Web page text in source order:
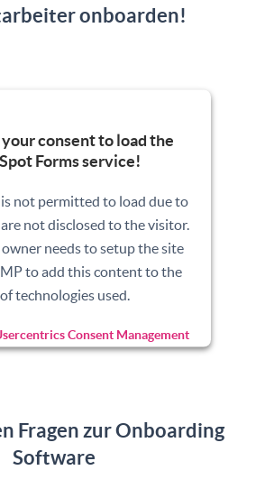
onboarden!
consent to load the
Forms service!
not permitted to load due to
not disclosed to the visitor.
needs to setup the site
to add this content to the
technologies used.
Consent Management
Platform
Fragen zur Onboarding
Software